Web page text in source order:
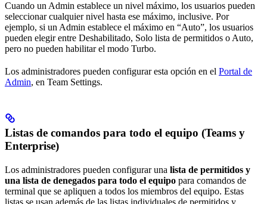
Cuando un Admin establece un nivel máximo, los usuarios pueden
seleccionar cualquier nivel hasta ese máximo, inclusive. Por
ejemplo, si un Admin establece el máximo en “Auto”, los usuarios
pueden elegir entre Deshabilitado, Solo lista de permitidos o Auto,
pero no pueden habilitar el modo Turbo.
Los administradores pueden configurar esta opción en el Portal de
Admin, en Team Settings.
Listas de comandos para todo el equipo (Teams y
Enterprise)
Los administradores pueden configurar una lista de permitidos y
una lista de denegados para todo el equipo para comandos de
terminal que se apliquen a todos los miembros del equipo. Estas